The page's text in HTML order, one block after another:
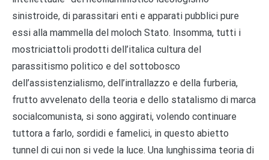
sinistroide, di parassitari enti e apparati pubblici pure
essi alla mammella del moloch Stato. Insomma, tutti i
mostriciattoli prodotti dell’italica cultura del
parassitismo politico e del sottobosco
dell’assistenzialismo, dell’intrallazzo e della furberia,
frutto avvelenato della teoria e dello statalismo di marca
socialcomunista, si sono aggirati, volendo continuare
tuttora a farlo, sordidi e famelici, in questo abietto
tunnel di cui non si vede la luce. Una lunghissima teoria di